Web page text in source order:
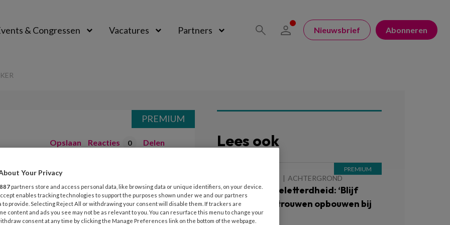
& Congressen Vacatures Partners Nieuwsbrief Abonneren
Opslaan Reacties 0 Delen
ik ben een
PREMIUM
Lees ook
ACHTERGROND
Aanpak laaggeletterdheid: ‘Blijf
vragen en vertrouwen opbouwen bij
ouders’
Your Privacy
887 partners store and access personal data, like browsing data or unique identifiers, on your device.
enables tracking technologies to support the purposes shown under we and our partners
to provide. Selecting Reject All or withdrawing your consent will disable them. If trackers are
content and ads you see may not be as relevant to you. You can resurface this menu to change your
consent at any time by clicking the Manage Preferences link on the bottom of the webpage.